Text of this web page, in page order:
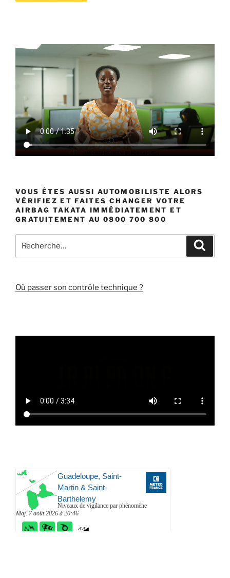
VOUS ÊTES AUSSI AUTOMOBILISTE ALORS
VÉRIFIEZ ET FAITES CHANGER VOTRE
AIRBAG TAKATA IMMÉDIATEMENT ET
GRATUITEMENT AU 0800 700 800
pour
Où passer son contrôle technique ?